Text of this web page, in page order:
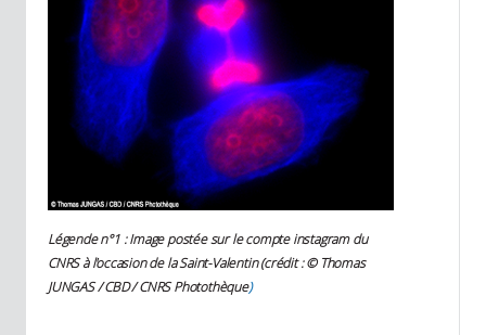
Légende n°1 : Image postée sur le compte instagram du
CNRS à l'occasion de la Saint-Valentin (crédit : © Thomas
JUNGAS / CBD / CNRS Photothèque)